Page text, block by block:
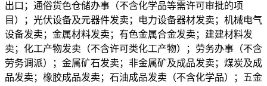
出口；通俗货色仓储办事（不含化学品等需许可审批的项
目）；光伏设备及元器件发卖；电力设备器材发卖；机械电气
设备发卖；金属材料发卖；有色金属合金发卖；建建材料发
卖；化工产物发卖（不含许可类化工产物）；劳务办事（不含
劳务调派）；金属矿石发卖；非金属矿及成品发卖；煤炭及成
品发卖；橡胶成品发卖；石油成品发卖（不含化学品）；五金